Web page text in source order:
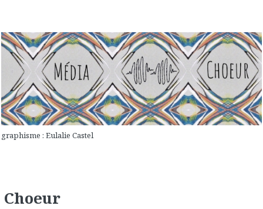
graphisme : Eulalie Castel
Choeur